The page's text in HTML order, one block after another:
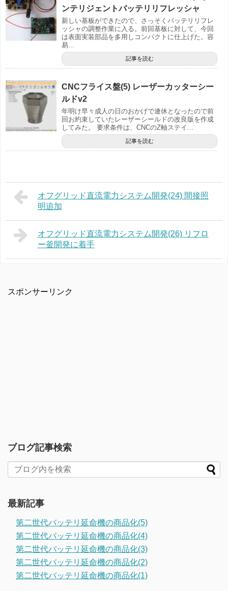
ンテリジェントバッテリリフレッシャ
新しい基板ができたので、さっそくバッテリリフレ
ッシャの調整作業に入る。前回基板に対して、今回
は表面実装部品を多用しコンパクトに仕上げた。容
易...
記事を読む
CNCフライス盤(5) レーザーカッターシー
ルドv2
年明け早々成人の日のおかげで連休となったので前
回お約束していたレーザーシールドの改良版を作成
してみた。 要求条件は、CNCのZ軸ステイ...
記事を読む
オフグリッド直流電力システム開発(24) 間接照
明追加
オフグリッド直流電力システム開発(26) リフロ
ー釜開発に着手
スポンサーリンク
ブログ記事検索
最新記事
第二世代バッテリ延命機の商品化(5)
第二世代バッテリ延命機の商品化(4)
第二世代バッテリ延命機の商品化(3)
第二世代バッテリ延命機の商品化(2)
第二世代バッテリ延命機の商品化(1)